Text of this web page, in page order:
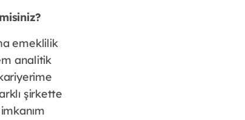
emeklilik
analitik
şirkette